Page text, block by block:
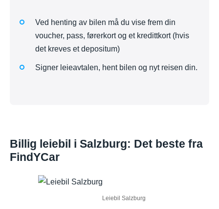
Ved henting av bilen må du vise frem din
voucher, pass, førerkort og et kredittkort (hvis
det kreves et depositum)
Signer leieavtalen, hent bilen og nyt reisen din.
Billig leiebil i Salzburg: Det beste fra
FindYCar
Leiebil Salzburg